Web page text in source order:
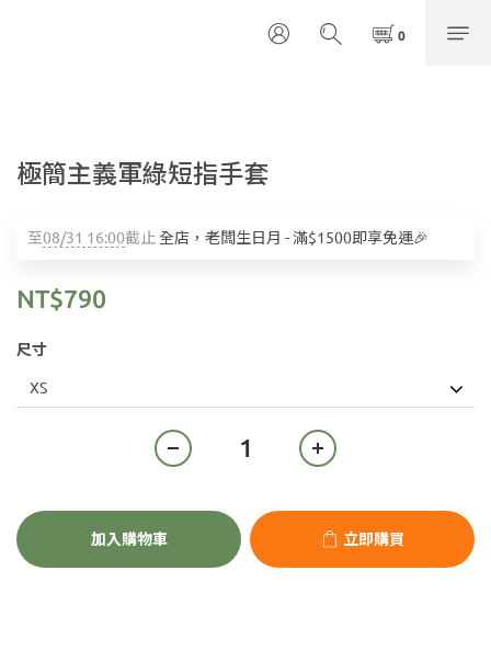
極簡主義軍綠短指手套
至08/31 16:00截止全店，老闆生日月 - 滿$1500即享免運🎉
NT$790
尺寸
加入購物車 立即購買